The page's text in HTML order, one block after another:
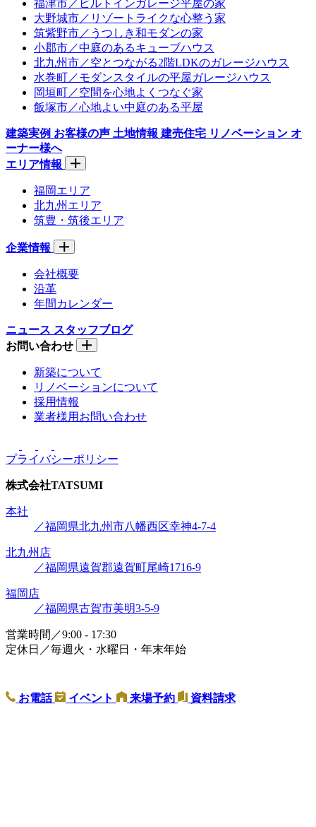
福津市／ビルトインガレージ平屋の家
大野城市／リゾートライクな心整う家
筑紫野市／うつしき和モダンの家
小郡市／中庭のあるキューブハウス
北九州市／空とつながる2階LDKのガレージハウス
水巻町／モダンスタイルの平屋ガレージハウス
岡垣町／空間を心地よくつなぐ家
飯塚市／心地よい中庭のある平屋
建築実例 お客様の声 土地情報 建売住宅 リノベーション オ
ーナー様へ
エリア情報
福岡エリア
北九州エリア
筑豊・筑後エリア
企業情報
会社概要
沿革
年間カレンダー
ニュース スタッフブログ
お問い合わせ
新築について
リノベーションについて
採用情報
業者様用お問い合わせ
プライバシーポリシー
株式会社TATSUMI
本社
／福岡県北九州市八幡西区幸神4-7-4
北九州店
／福岡県遠賀郡遠賀町尾崎1716-9
福岡店
／福岡県古賀市美明3-5-9
営業時間／9:00 - 17:30
定休日／毎週火・水曜日・年末年始
お電話 イベント 来場予約 資料請求